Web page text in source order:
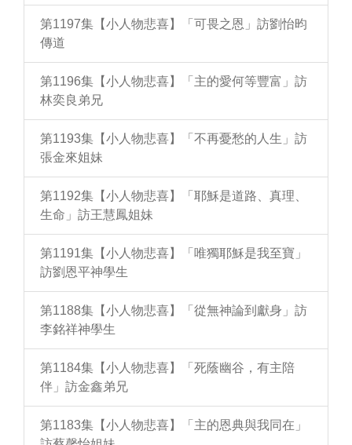
第1197集【小人物悲喜】「可畏之恩」訪劉怡昀
傳道
第1196集【小人物悲喜】「主的愛何等豐富」訪
林奕良弟兄
第1193集【小人物悲喜】「不再憂愁的人生」訪
張金來姐妹
第1192集【小人物悲喜】「耶穌是道路、真理、
生命」訪王慧鳳姐妹
第1191集【小人物悲喜】「唯獨耶穌是我至寶」
訪劉恩平神學生
第1188集【小人物悲喜】「從無神論到獻身」訪
李銘祥神學生
第1184集【小人物悲喜】「死蔭幽谷，有主陪
伴」訪金鑫弟兄
第1183集【小人物悲喜】「主的恩典與我同在」